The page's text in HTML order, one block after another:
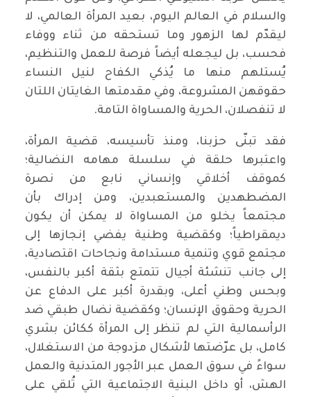
والسلام في العالم اليوم، بعيد المرأة العالمي، لا
ليقدّم لها الزهور وما تستحقه من ثناء ووفاء
فحسب، بل ليجعله أيضاً فرصة للعمل والتنظيم،
يُستلهم منها ما يُذكي الكفاح لنيل النساء
حقوقهن المشروعة، وفي مقدمتها الغايتان اللتان
لا تنفصلان، الحرية والمساواة التامة.
فقد تبنّى حزبنا، ومنذ تأسيسه، قضية المرأة،
واعتبرها حلقة في سلسلة مهامه النضالية؛
كموقف أخلاقي وإنساني نابع من نصرة
المضطهدين والمستعبدين، ومن إدراك بأن
مجتمعاً يخلو من المساواة لا يمكن أن يكون
ديمقراطياً؛ وكقضية وطنية يفضي إنجازها إلى
مجتمع قوي وتنمية مستدامة ونجاحات اقتصادية،
إلى جانب تنشئة أجيال تتمتع بثقة أكبر بالنفس،
وبحس وطني أعلى، وبقدرة أكبر على الدفاع عن
الحرية وحقوق الإنسان؛ وكقضية نضال طبقي ضد
الرأسمالية التي لم تنظر إلى المرأة ككائن بشري
كامل، بل عرّضتها لأشكال مزدوجة من الاستغلال،
سواءً في سوق العمل عبر الأجور المتدنية والعمل
الهش، أو داخل البنية الاجتماعية التي تُلقي على